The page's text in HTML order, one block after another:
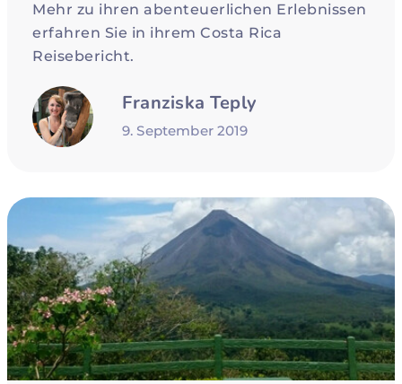
Mehr zu ihren abenteuerlichen Erlebnissen
erfahren Sie in ihrem Costa Rica
Reisebericht.
Franziska Teply
9. September 2019